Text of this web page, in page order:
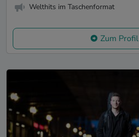
Welthits im Taschenformat
Zum Profil